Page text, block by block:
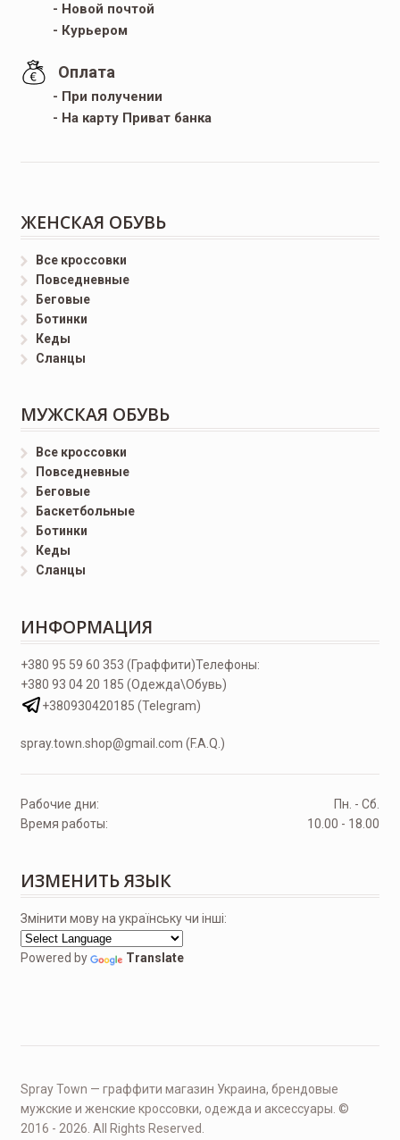
- Новой почтой
- Курьером
Оплата
- При получении
- На карту Приват банка
ЖЕНСКАЯ ОБУВЬ
Все кроссовки
Повседневные
Беговые
Ботинки
Кеды
Сланцы
МУЖСКАЯ ОБУВЬ
Все кроссовки
Повседневные
Беговые
Баскетбольные
Ботинки
Кеды
Сланцы
ИНФОРМАЦИЯ
Телефоны:
+380 95 59 60 353 (Граффити)
+380 93 04 20 185 (Одежда\Обувь)
+380930420185 (Telegram)
spray.town.shop@gmail.com (F.A.Q.)
Рабочие дни:
Пн. - Сб.
Время работы:
10.00 - 18.00
ИЗМЕНИТЬ ЯЗЫК
Змінити мову на українську чи інші:
Powered by Translate
Spray Town — граффити магазин Украина, брендовые
мужские и женские кроссовки, одежда и аксессуары. ©
2016 - 2026. All Rights Reserved.